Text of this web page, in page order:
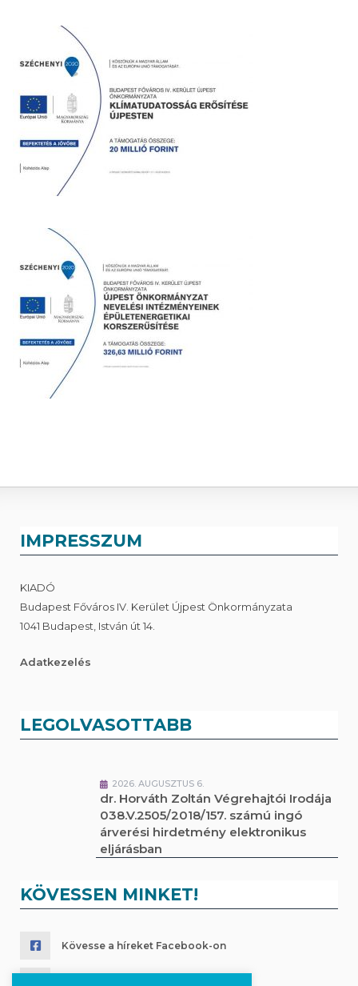
IMPRESSZUM
KIADÓ
Budapest Főváros IV. Kerület Újpest Önkormányzata
1041 Budapest, István út 14.
Adatkezelés
LEGOLVASOTTABB
2026. AUGUSZTUS 6.
dr. Horváth Zoltán Végrehajtói Irodája
038.V.2505/2018/157. számú ingó
árverési hirdetmény elektronikus
eljárásban
KÖVESSEN MINKET!
Kövesse a híreket Facebook-on